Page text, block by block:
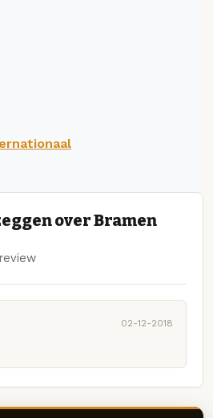
over Bramen
02-12-2018